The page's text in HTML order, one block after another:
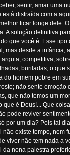
sentir, amar uma
está distraída com a
ficar longe dele.
A solução definitiva
que você é. Esse
mas desde a infância,
competitiva,
buriladas, o
do homem pobre em
não sente
que não temos um
que é Deus!... Que
pode reviver
por um dia? Pois tal
não existe tempo,
viver não tem nada a
da nona palestra